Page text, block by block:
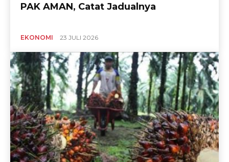
PAK AMAN, Catat Jadualnya
EKONOMI 23 JULI 2026